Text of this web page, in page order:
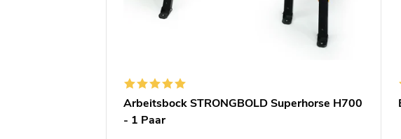
Arbeitsbock STRONGBOLD Superhorse H700
- 1 Paar